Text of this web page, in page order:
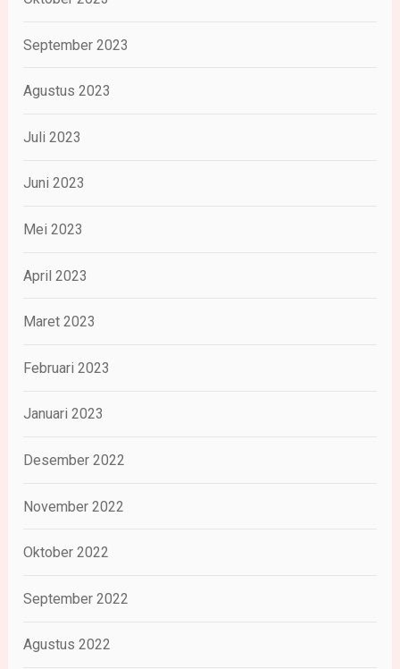
September 2023
Agustus 2023
Juli 2023
Juni 2023
Mei 2023
April 2023
Maret 2023
Februari 2023
Januari 2023
Desember 2022
November 2022
Oktober 2022
September 2022
Agustus 2022